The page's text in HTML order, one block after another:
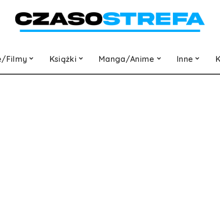
Filmy Książki Manga/Anime Inne